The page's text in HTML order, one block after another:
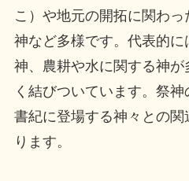
こ）や地元の開拓に関わ
神など多様です。代表的に
神、農耕や水に関する神
く結びついています。祭
書紀に登場する神々との
ります。